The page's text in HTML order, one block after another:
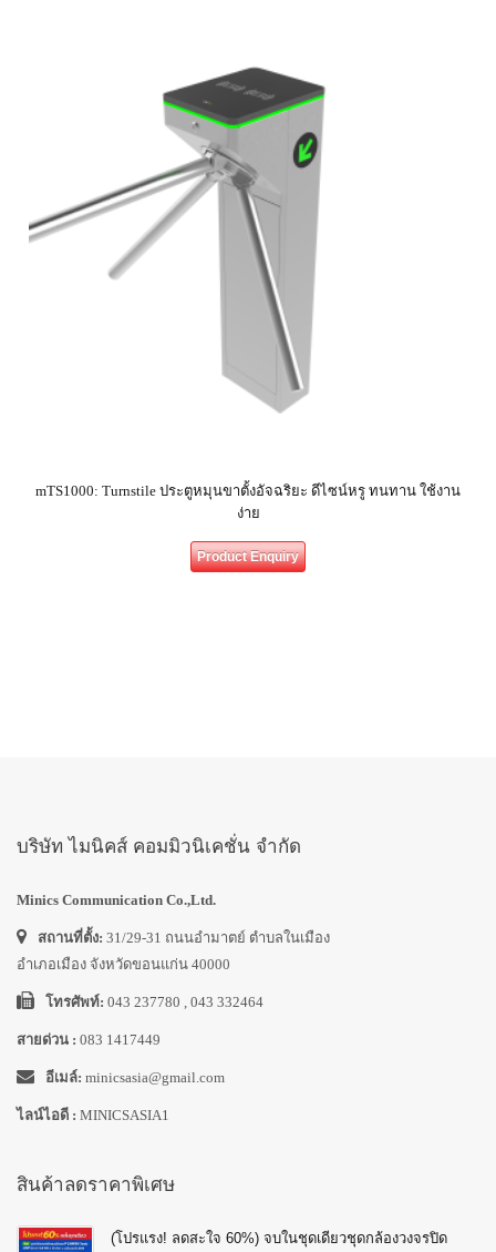
mTS1000: Turnstile ประตูหมุนขาตั้งอัจฉริยะ ดีไซน์หรู ทนทาน ใช้งาน
ง่าย
Product Enquiry
บริษัท ไมนิคส์ คอมมิวนิเคชั่น จำกัด
Minics Communication Co.,Ltd.
สถานที่ตั้ง: 31/29-31 ถนนอำมาตย์ ตำบลในเมือง
อำเภอเมือง จังหวัดขอนแก่น 40000
โทรศัพท์: 043 237780 , 043 332464
สายด่วน : 083 1417449
อีเมล์: minicsasia@gmail.com
ไลน์ไอดี : MINICSASIA1
สินค้าลดราคาพิเศษ
(โปรแรง! ลดสะใจ 60%) จบในชุดเดียวชุดกล้องวงจรปิด